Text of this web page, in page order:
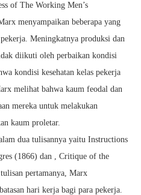
of The Working Men’s
menyampaikan beberapa yang
Meningkatnya produksi dan
diikuti oleh perbaikan kondisi
kondisi kesehatan kelas pekerja
melihat bahwa kaum feodal dan
mereka untuk melakukan
kaum proletar.
dua tulisannya yaitu Instructions
(1866) dan , Critique of the
pertamanya, Marx
hari kerja bagi para pekerja.